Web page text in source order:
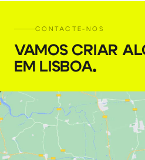
CONTACTE-NOS
VAMOS CRIAR
EM LISBOA.